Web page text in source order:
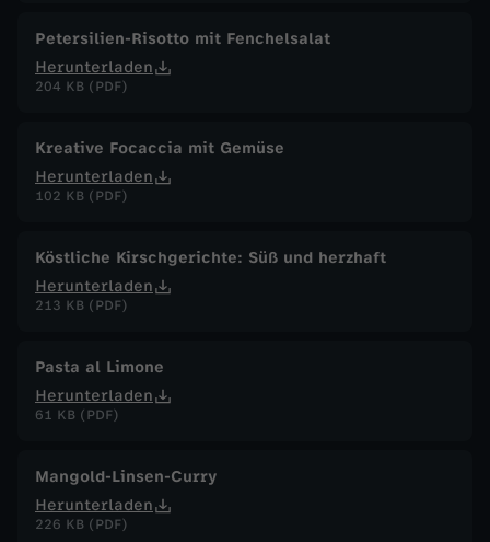
c
u
z
ä
m
Petersilien-Risotto mit Fenchelsalat
Herunterladen
204 KB (PDF)
Kreative Focaccia mit Gemüse
Herunterladen
102 KB (PDF)
Köstliche Kirschgerichte: Süß und herzhaft
Herunterladen
213 KB (PDF)
Pasta al Limone
Herunterladen
61 KB (PDF)
Mangold-Linsen-Curry
Herunterladen
226 KB (PDF)